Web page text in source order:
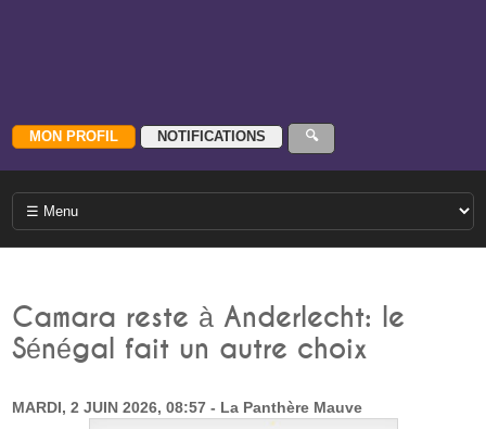
Camara reste à Anderlecht: le
Sénégal fait un autre choix
MARDI, 2 JUIN 2026, 08:57 - La Panthère Mauve